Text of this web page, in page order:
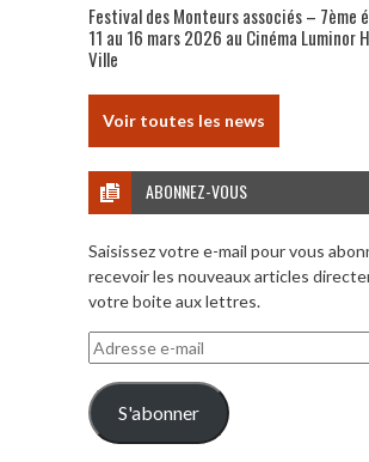
Festival des Monteurs associés – 7ème
11 au 16 mars 2026 au Cinéma Luminor
Ville
Voir toutes les news
ABONNEZ-VOUS
Saisissez votre e-mail pour vous
recevoir les nouveaux articles
votre boite aux lettres.
Adresse
e-
mail
S'abonner